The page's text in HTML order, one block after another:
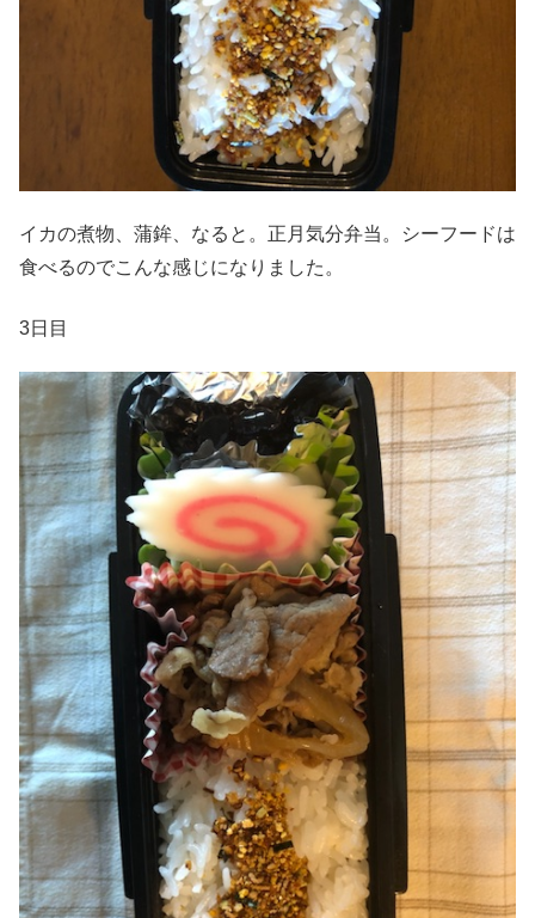
イカの煮物、蒲鉾、なると。正月気分弁当。シーフードは
食べるのでこんな感じになりました。
3日目